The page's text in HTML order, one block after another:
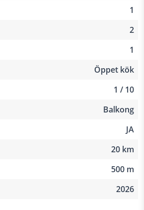
1
2
1
Öppet kök
1 / 10
Balkong
JA
20 km
500 m
2026